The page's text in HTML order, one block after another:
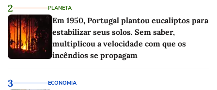
2 PLANETA
Em 1950, Portugal plantou eucaliptos para
estabilizar seus solos. Sem saber,
multiplicou a velocidade com que os
incêndios se propagam
3 ECONOMIA